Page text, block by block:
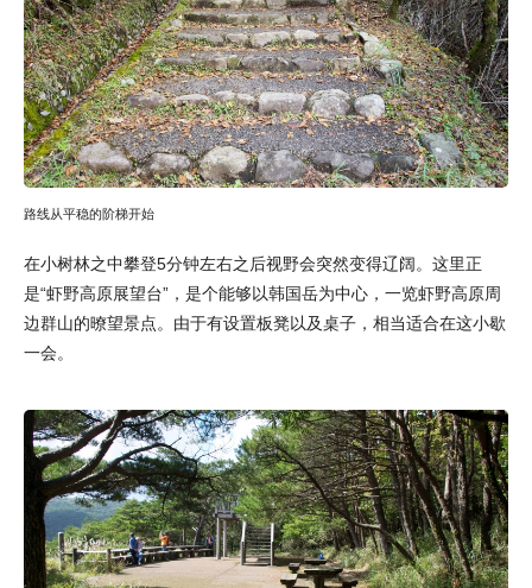
路线从平稳的阶梯开始
在小树林之中攀登5分钟左右之后视野会突然变得辽阔。这里正
是“虾野高原展望台”，是个能够以韩国岳为中心，一览虾野高原周
边群山的暸望景点。由于有设置板凳以及桌子，相当适合在这小歇
一会。